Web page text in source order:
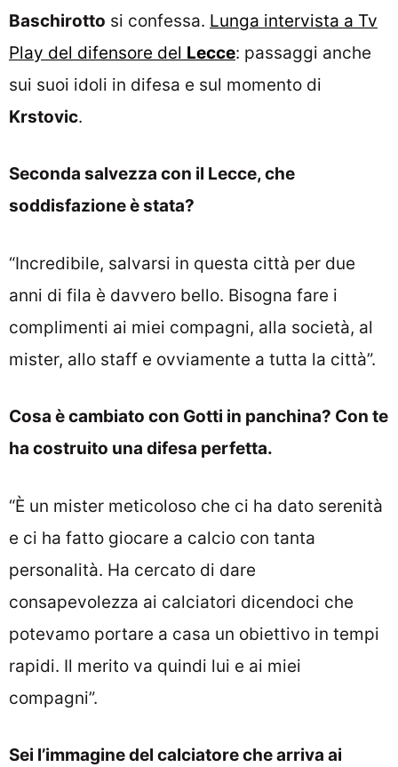
Baschirotto si confessa. Lunga intervista a Tv
Play del difensore del Lecce: passaggi anche
sui suoi idoli in difesa e sul momento di
Krstovic.
Seconda salvezza con il Lecce, che
soddisfazione è stata?
“Incredibile, salvarsi in questa città per due
anni di fila è davvero bello. Bisogna fare i
complimenti ai miei compagni, alla società, al
mister, allo staff e ovviamente a tutta la città”.
Cosa è cambiato con Gotti in panchina? Con te
ha costruito una difesa perfetta.
“È un mister meticoloso che ci ha dato serenità
e ci ha fatto giocare a calcio con tanta
personalità. Ha cercato di dare
consapevolezza ai calciatori dicendoci che
potevamo portare a casa un obiettivo in tempi
rapidi. Il merito va quindi lui e ai miei
compagni”.
Sei l’immagine del calciatore che arriva ai